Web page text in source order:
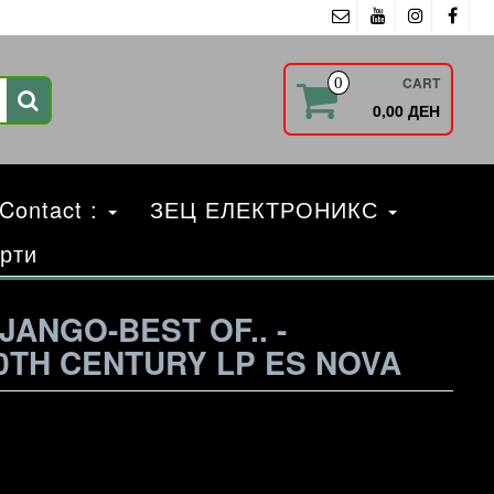
0 CART
0,00 ДЕН
:
ЗЕЦ ЕЛЕКТРОНИКС
BEST OF.. -
CENTURY LP ES NOVA